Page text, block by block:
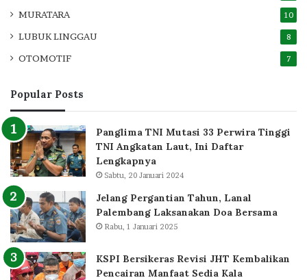
MURATARA 10
LUBUK LINGGAU 8
OTOMOTIF 7
Popular Posts
Panglima TNI Mutasi 33 Perwira Tinggi
TNI Angkatan Laut, Ini Daftar
Lengkapnya
Sabtu, 20 Januari 2024
Jelang Pergantian Tahun, Lanal
Palembang Laksanakan Doa Bersama
Rabu, 1 Januari 2025
KSPI Bersikeras Revisi JHT Kembalikan
Pencairan Manfaat Sedia Kala